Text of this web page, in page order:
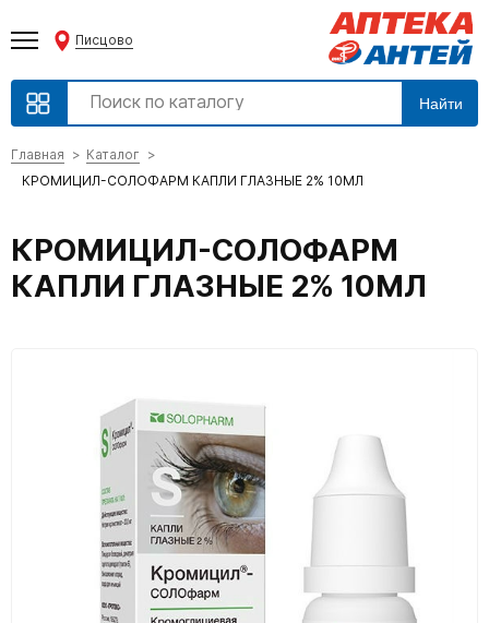
Писцово
Найти
Главная
Каталог
КРОМИЦИЛ-СОЛОФАРМ КАПЛИ ГЛАЗНЫЕ 2% 10МЛ
КРОМИЦИЛ-СОЛОФАРМ
КАПЛИ ГЛАЗНЫЕ 2% 10МЛ